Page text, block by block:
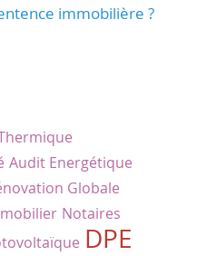
immobilière ?
Audit Energétique
Globale
Notaires
DPE